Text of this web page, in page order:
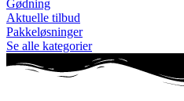
Gødning
Aktuelle tilbud
Pakkeløsninger
Se alle kategorier